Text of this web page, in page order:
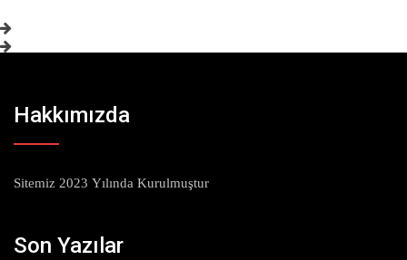
Hakkımızda
Sitemiz 2023 Yılında Kurulmuştur
Son Yazılar